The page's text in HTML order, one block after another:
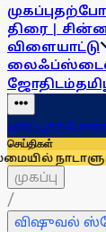
முகப்பு
திரை |
விளையாட்டு
ஜோதிடம்
முகப்பு
செய்திகள்
முகப்பு
/
விஷுவல்